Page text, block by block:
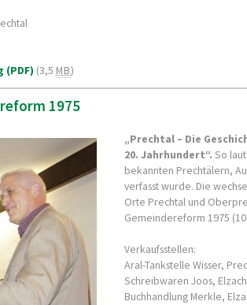
(3,5 MB)
1975
„Prechtal – Die
20. Jahrhundert“. So
bekannten Prechtälern,
verfasst wurde. Die
Orte Prechtal und
Gemeindereform 1975
Verkaufsstellen:
Aral-Tankstelle Wisser,
Schreibwaren Joos, Elzach
Buchhandlung Merkle,